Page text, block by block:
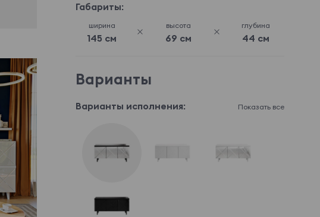
Габариты:
ширина
145 см
высота
69 см
глубина
44 см
Варианты
Варианты исполнения: Показать все